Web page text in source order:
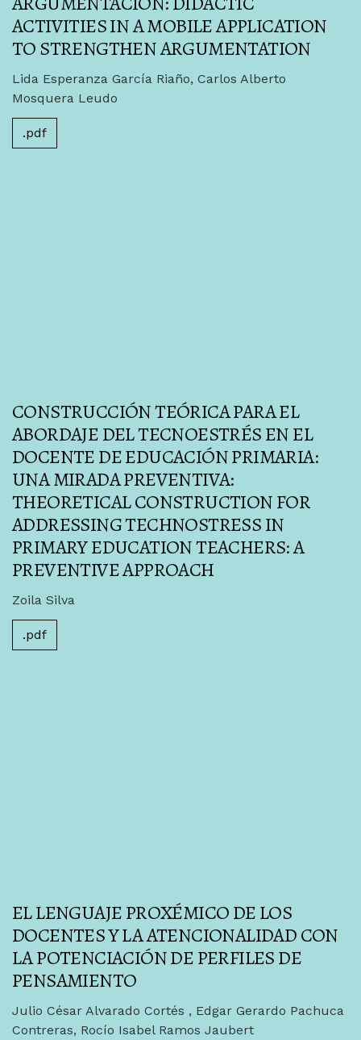
ACTIVITIES IN A MOBILE APPLICATION
TO STRENGTHEN ARGUMENTATION
Lida Esperanza García Riaño, Carlos Alberto
Mosquera Leudo
.pdf
CONSTRUCCIÓN TEÓRICA PARA EL
ABORDAJE DEL TECNOESTRÉS EN EL
DOCENTE DE EDUCACIÓN PRIMARIA:
UNA MIRADA PREVENTIVA:
THEORETICAL CONSTRUCTION FOR
ADDRESSING TECHNOSTRESS IN
PRIMARY EDUCATION TEACHERS: A
PREVENTIVE APPROACH
Zoila Silva
.pdf
EL LENGUAJE PROXÉMICO DE LOS
DOCENTES Y LA ATENCIONALIDAD CON
LA POTENCIACIÓN DE PERFILES DE
PENSAMIENTO
Julio César Alvarado Cortés , Edgar Gerardo Pachuca
Contreras, Rocío Isabel Ramos Jaubert